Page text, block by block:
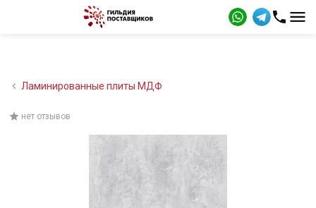
Ламинированные плиты МДФ
нет отзывов